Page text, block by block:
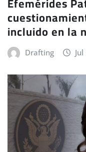
incluido en la
Drafting